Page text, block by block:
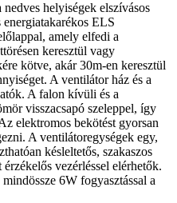
helyiségek elszívásos
energiatakarékos ELS
amely elfedi a
keresztül vagy
kötve, akár 30m-en keresztül
A ventilátor ház és a
A falon kívüli és a
visszacsapó szeleppel, így
elektromos bekötést gyorsan
A ventilátoregységek egy,
késleltetős, szakaszos
vezérléssel elérhetők.
6W fogyasztással a